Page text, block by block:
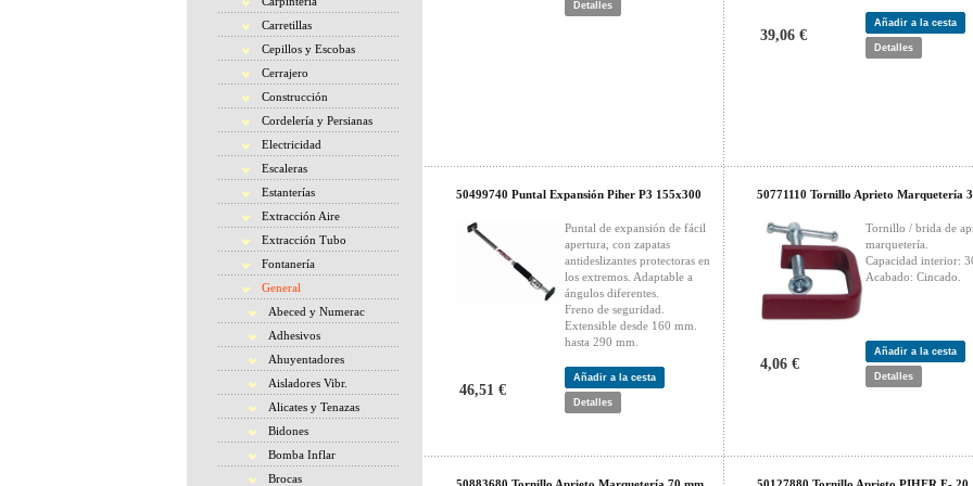
Carretillas
Cepillos y Escobas
Cerrajero
Construcción
Cordelería y Persianas
Electricidad
Escaleras
Estanterías
Extracción Aire
Extracción Tubo
Fontanería
General
Abeced y Numerac
Adhesivos
Ahuyentadores
Aisladores Vibr.
Alicates y Tenazas
Bidones
Bomba Inflar
Brocas
Detalles
39,06 €
Añadir a la cesta
Detalles
50499740 Puntal Expansión Piher P3 155x300
Puntal de expansión de fácil
apertura, con zapatas
antideslizantes protectoras en
los extremos. Adaptable a
ángulos diferentes.
Freno de seguridad.
Extensible desde 160 mm.
hasta 290 mm.
46,51 €
Añadir a la cesta
Detalles
50771110 Tornillo Aprieto Marquetería
Tornillo / brida de
marquetería.
Capacidad interior:
Acabado: Cincado.
4,06 €
Añadir a la cesta
Detalles